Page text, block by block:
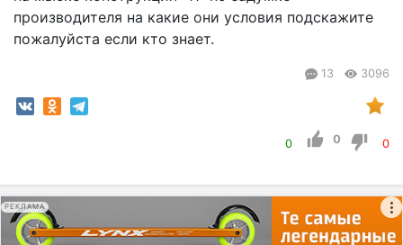
производителя на какие они условия подскажите
пожалуйста если кто знает.
13 3096
0 0 0
РЕКЛАМА